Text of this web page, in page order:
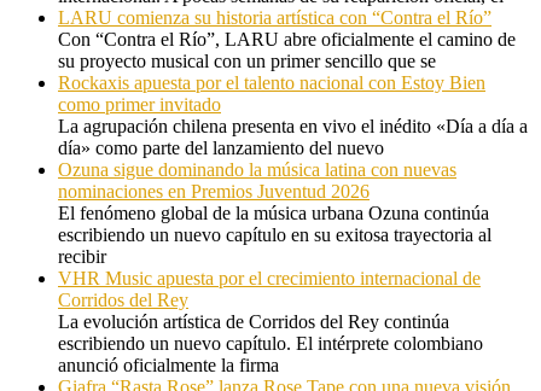
LARU comienza su historia artística con “Contra el Río”
Con “Contra el Río”, LARU abre oficialmente el camino de
su proyecto musical con un primer sencillo que se
Rockaxis apuesta por el talento nacional con Estoy Bien
como primer invitado
La agrupación chilena presenta en vivo el inédito «Día a día a
día» como parte del lanzamiento del nuevo
Ozuna sigue dominando la música latina con nuevas
nominaciones en Premios Juventud 2026
El fenómeno global de la música urbana Ozuna continúa
escribiendo un nuevo capítulo en su exitosa trayectoria al
recibir
VHR Music apuesta por el crecimiento internacional de
Corridos del Rey
La evolución artística de Corridos del Rey continúa
escribiendo un nuevo capítulo. El intérprete colombiano
anunció oficialmente la firma